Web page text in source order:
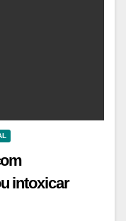
intoxicar